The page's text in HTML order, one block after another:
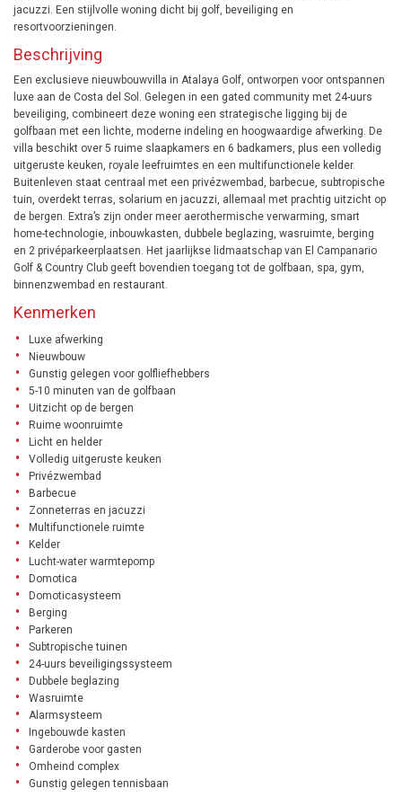
jacuzzi. Een stijlvolle woning dicht bij golf, beveiliging en
resortvoorzieningen.
Beschrijving
Een exclusieve nieuwbouwvilla in Atalaya Golf, ontworpen voor ontspannen
luxe aan de Costa del Sol. Gelegen in een gated community met 24-uurs
beveiliging, combineert deze woning een strategische ligging bij de
golfbaan met een lichte, moderne indeling en hoogwaardige afwerking. De
villa beschikt over 5 ruime slaapkamers en 6 badkamers, plus een volledig
uitgeruste keuken, royale leefruimtes en een multifunctionele kelder.
Buitenleven staat centraal met een privézwembad, barbecue, subtropische
tuin, overdekt terras, solarium en jacuzzi, allemaal met prachtig uitzicht op
de bergen. Extra’s zijn onder meer aerothermische verwarming, smart
home-technologie, inbouwkasten, dubbele beglazing, wasruimte, berging
en 2 privéparkeerplaatsen. Het jaarlijkse lidmaatschap van El Campanario
Golf & Country Club geeft bovendien toegang tot de golfbaan, spa, gym,
binnenzwembad en restaurant.
Kenmerken
Luxe afwerking
Nieuwbouw
Gunstig gelegen voor golfliefhebbers
5-10 minuten van de golfbaan
Uitzicht op de bergen
Ruime woonruimte
Licht en helder
Volledig uitgeruste keuken
Privézwembad
Barbecue
Zonneterras en jacuzzi
Multifunctionele ruimte
Kelder
Lucht-water warmtepomp
Domotica
Domoticasysteem
Berging
Parkeren
Subtropische tuinen
24-uurs beveiligingssysteem
Dubbele beglazing
Wasruimte
Alarmsysteem
Ingebouwde kasten
Garderobe voor gasten
Omheind complex
Gunstig gelegen tennisbaan